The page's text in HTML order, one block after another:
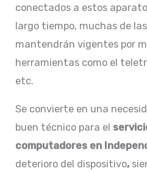
conectados a estos
largo tiempo, muchas de
mantendrán vigentes por
herramientas como el
etc.
Se convierte en una
buen técnico para el
computadores en
deterioro del dispositivo,